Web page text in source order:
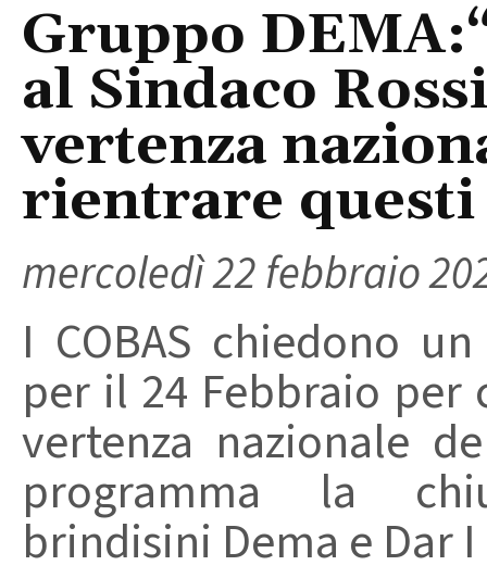
Gruppo
al Sindaco
vertenza
rientrare
mercoledì 22 febbraio
I COBAS chiedono
per il 24 Febbraio per
vertenza nazionale
programma la
brindisini Dema e Dar I